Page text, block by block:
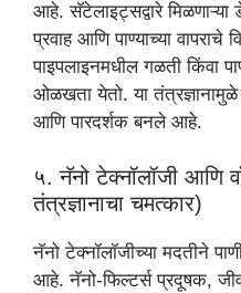
आहे. सॅटेलाइट्सद्वारे
प्रवाह आणि पाण्याच्या वापराचे
पाइपलाइनमधील गळती किंवा
ओळखता येतो. या
आणि पारदर्शक बनले आहे.
५. नॅनो टेक्नॉलॉजी आणि
तंत्रज्ञानाचा चमत्कार)
नॅनो टेक्नॉलॉजीच्या मदतीने
आहे. नॅनो-फिल्टर्स प्रदूषक,